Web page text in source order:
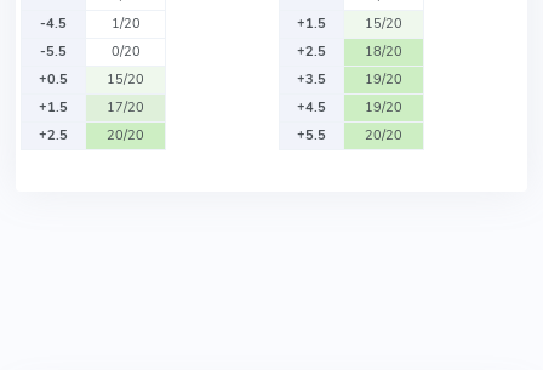
-4.5
1/20
-5.5
0/20
+0.5
15/20
+1.5
17/20
+2.5
20/20
+1.5
15/20
+2.5
18/20
+3.5
19/20
+4.5
19/20
+5.5
20/20